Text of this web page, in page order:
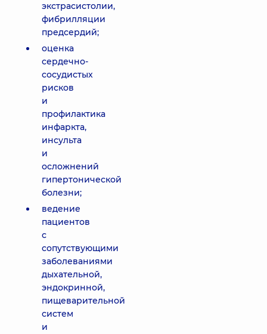
экстрасистолии,
фибрилляции
предсердий;
оценка
сердечно-
сосудистых
рисков
и
профилактика
инфаркта,
инсульта
и
осложнений
гипертонической
болезни;
ведение
пациентов
с
сопутствующими
заболеваниями
дыхательной,
эндокринной,
пищеварительной
систем
и